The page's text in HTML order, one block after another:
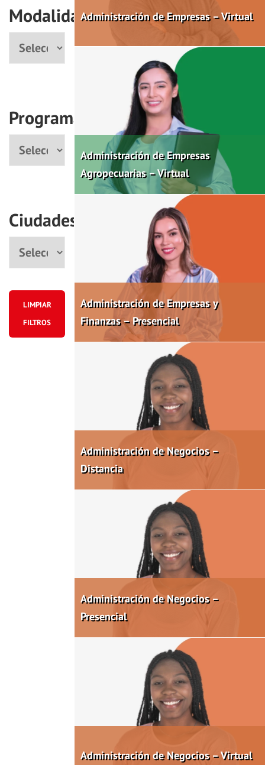
Modalidad
Programas
Ciudades
LIMPIAR
FILTROS
Administración de Empresas – Virtual
Administración de Empresas
Agropecuarias – Virtual
Administración de Empresas y
Finanzas – Presencial
Administración de Negocios –
Distancia
Administración de Negocios –
Presencial
Administración de Negocios – Virtual